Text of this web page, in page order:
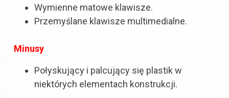
Wymienne matowe klawisze.
Przemyślane klawisze multimedialne.
Minusy
Połyskujący i palcujący się plastik w
niektórych elementach konstrukcji.